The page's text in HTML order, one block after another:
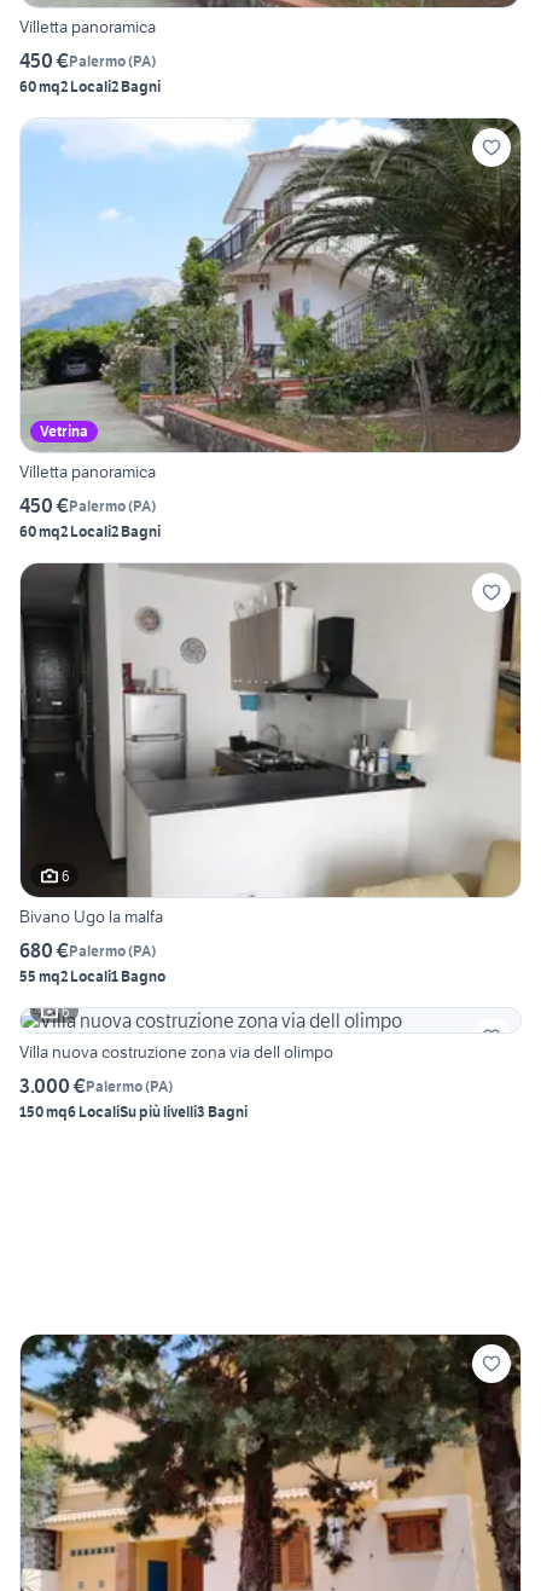
Villetta panoramica
450 €Palermo(PA)
60 mq2 Locali2 Bagni
Vetrina
Villetta panoramica
450 €Palermo(PA)
60 mq2 Locali2 Bagni
6
Bivano Ugo la malfa
680 €Palermo(PA)
55 mq2 Locali1 Bagno
6
Villa nuova costruzione zona via dell olimpo
3.000 €Palermo(PA)
150 mq6 LocaliSu più livelli3 Bagni